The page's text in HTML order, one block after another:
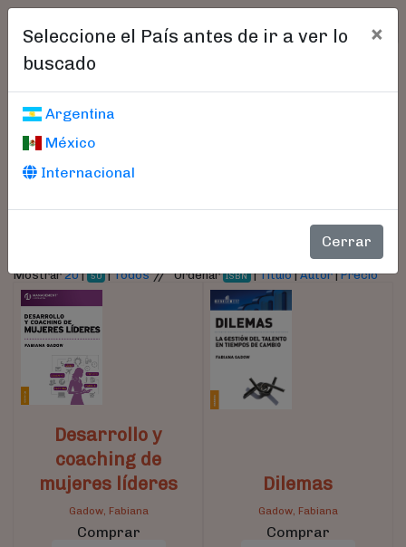
Seleccione el País antes de ir a ver lo
buscado
×
Argentina
México
Internacional
Cerrar
Libros encontrados
Parámetros
Mostrar20| 50 |Todos//Ordenar ISBN |Título|Autor|Precio
Desarrollo y
coaching de
mujeres líderes
Gadow, Fabiana
Comprar
Dilemas
Gadow, Fabiana
Comprar